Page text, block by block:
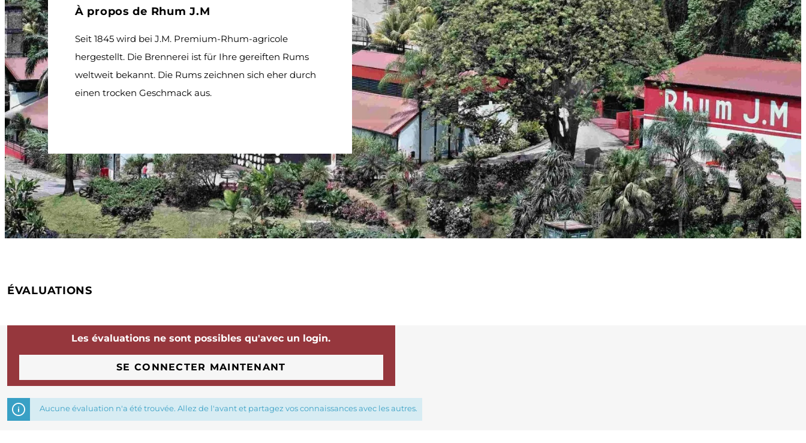
À propos de Rhum J.M
Seit 1845 wird bei J.M. Premium-Rhum-agricole
hergestellt. Die Brennerei ist für Ihre gereiften Rums
weltweit bekannt. Die Rums zeichnen sich eher durch
einen trocken Geschmack aus.
ÉVALUATIONS
Les évaluations ne sont possibles qu'avec un login.
SE CONNECTER MAINTENANT
Aucune évaluation n'a été trouvée. Allez de l'avant et partagez vos connaissances avec les autres.